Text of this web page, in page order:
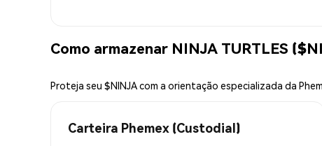
Como armazenar NINJA TURTLES
Proteja seu $NINJA com a orientação especializada da
Carteira Phemex (Custodial)